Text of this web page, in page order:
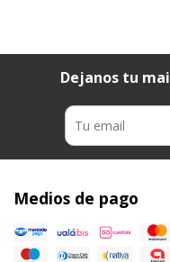
Dejanos tu
Medios de pago